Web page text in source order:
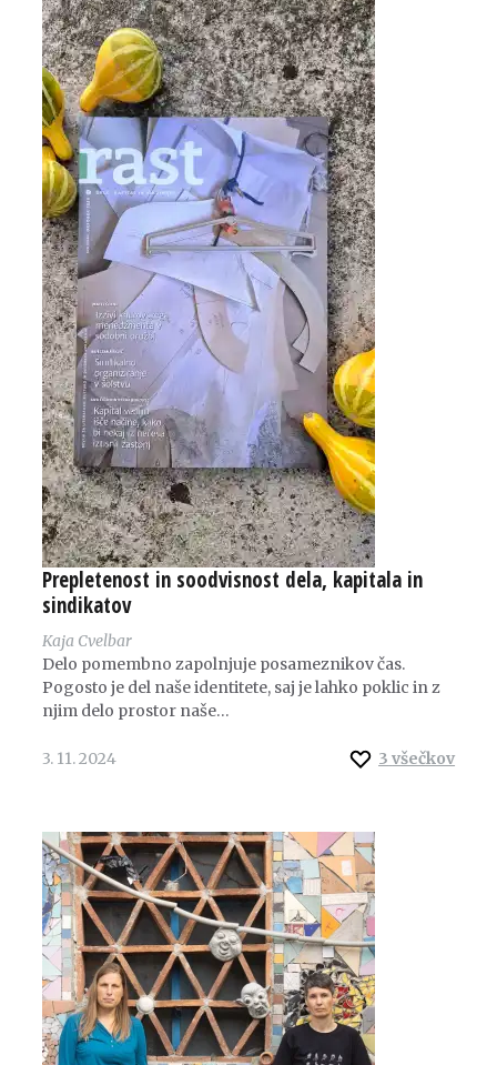
Prepletenost in soodvisnost dela, kapitala in
sindikatov
Kaja Cvelbar
Delo pomembno zapolnjuje posameznikov čas.
Pogosto je del naše identitete, saj je lahko poklic in z
njim delo prostor naše…
3 všečkov
3. 11. 2024